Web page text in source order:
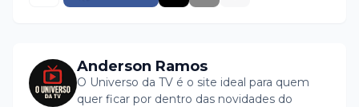
Anderson Ramos
O Universo da TV é o site ideal para quem
quer ficar por dentro das novidades do